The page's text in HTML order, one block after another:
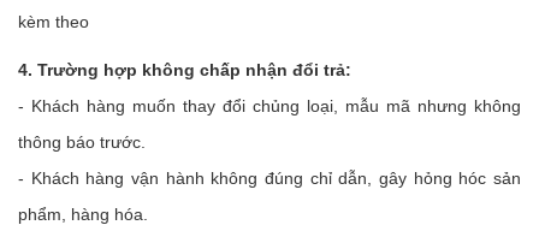
kèm theo
4. Trường hợp không chấp nhận đổi trả:
- Khách hàng muốn thay đổi chủng loại, mẫu mã nhưng không
thông báo trước.
- Khách hàng vận hành không đúng chỉ dẫn, gây hỏng hóc sản
phẩm, hàng hóa.